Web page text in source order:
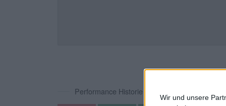
Wir und unsere
Performance Historie